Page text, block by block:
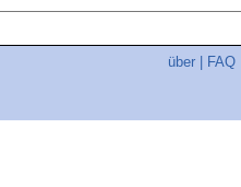
über FAQ